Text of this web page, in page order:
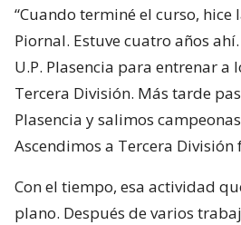
“Cuando terminé el curso, hice
Piornal. Estuve cuatro años
U.P. Plasencia para entrenar a
Tercera División. Más tarde
Plasencia y salimos
Ascendimos a Tercera División
Con el tiempo, esa actividad
plano. Después de varios